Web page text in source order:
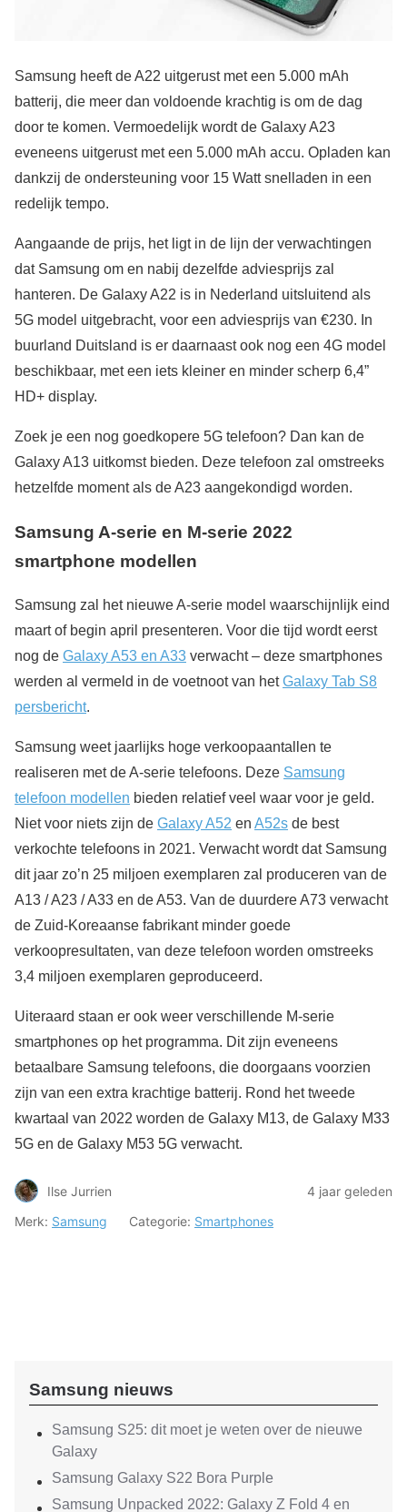
Samsung heeft de A22 uitgerust met een 5.000 mAh
batterij, die meer dan voldoende krachtig is om de dag
door te komen. Vermoedelijk wordt de Galaxy A23
eveneens uitgerust met een 5.000 mAh accu. Opladen kan
dankzij de ondersteuning voor 15 Watt snelladen in een
redelijk tempo.
Aangaande de prijs, het ligt in de lijn der verwachtingen
dat Samsung om en nabij dezelfde adviesprijs zal
hanteren. De Galaxy A22 is in Nederland uitsluitend als
5G model uitgebracht, voor een adviesprijs van €230. In
buurland Duitsland is er daarnaast ook nog een 4G model
beschikbaar, met een iets kleiner en minder scherp 6,4”
HD+ display.
Zoek je een nog goedkopere 5G telefoon? Dan kan de
Galaxy A13 uitkomst bieden. Deze telefoon zal omstreeks
hetzelfde moment als de A23 aangekondigd worden.
Samsung A-serie en M-serie 2022
smartphone modellen
Samsung zal het nieuwe A-serie model waarschijnlijk eind
maart of begin april presenteren. Voor die tijd wordt eerst
nog de Galaxy A53 en A33 verwacht – deze smartphones
werden al vermeld in de voetnoot van hetGalaxy Tab S8
persbericht.
Samsung weet jaarlijks hoge verkoopaantallen te
realiseren met de A-serie telefoons. Deze Samsung
telefoon modellen bieden relatief veel waar voor je geld.
Niet voor niets zijn de Galaxy A52 en A52s de best
verkochte telefoons in 2021. Verwacht wordt dat Samsung
dit jaar zo’n 25 miljoen exemplaren zal produceren van de
A13 / A23 / A33 en de A53. Van de duurdere A73 verwacht
de Zuid-Koreaanse fabrikant minder goede
verkoopresultaten, van deze telefoon worden omstreeks
3,4 miljoen exemplaren geproduceerd.
Uiteraard staan er ook weer verschillende M-serie
smartphones op het programma. Dit zijn eveneens
betaalbare Samsung telefoons, die doorgaans voorzien
zijn van een extra krachtige batterij. Rond het tweede
kwartaal van 2022 worden de Galaxy M13, de Galaxy M33
5G en de Galaxy M53 5G verwacht.
Ilse Jurrien
4 jaar geleden
Merk: Samsung Categorie: Smartphones
Samsung nieuws
Samsung S25: dit moet je weten over de nieuwe
Galaxy
Samsung Galaxy S22 Bora Purple
Samsung Unpacked 2022: Galaxy Z Fold 4 en